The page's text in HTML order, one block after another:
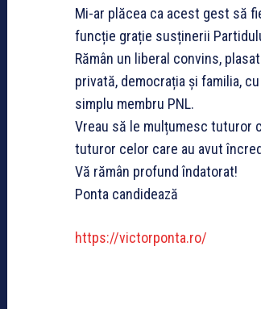
Mi-ar plăcea ca acest gest să
funcție grație susținerii
Rămân un liberal convins,
privată, democrația și familia,
simplu membru PNL.
Vreau să le mulțumesc tuturor
tuturor celor care au avut
Vă rămân profund îndatorat!
Ponta candidează
https://victorponta.ro/